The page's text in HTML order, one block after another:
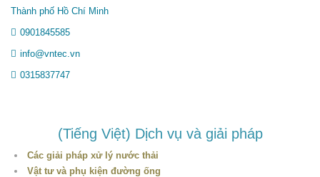
Thành phố Hồ Chí Minh
0901845585
info@vntec.vn
0315837747
(Tiếng Việt) Dịch vụ và giải pháp
Các giải pháp xử lý nước thải
Vật tư và phụ kiện đường ống